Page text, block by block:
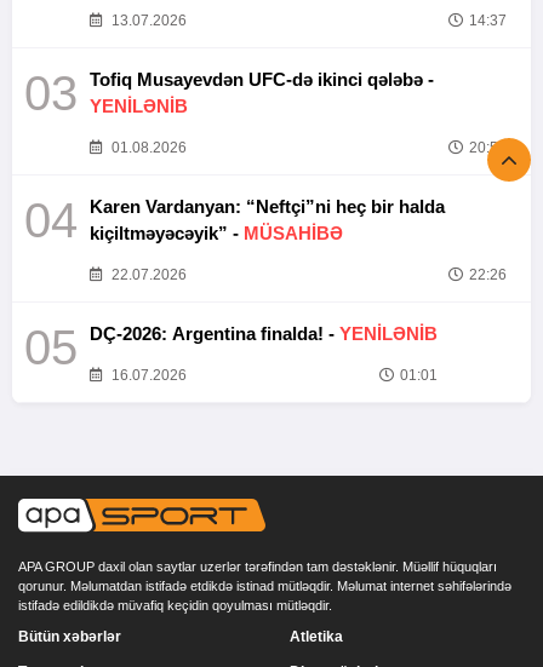
13.07.2026 14:37
03
Tofiq Musayevdən UFC-də ikinci qələbə -
YENİLƏNİB
01.08.2026 20:52
04
Karen Vardanyan: “Neftçi”ni heç bir halda
kiçiltməyəcəyik” - MÜSAHİBƏ
22.07.2026 22:26
05 DÇ-2026: Argentina finalda! - YENİLƏNİB
16.07.2026 01:01
APA GROUP daxil olan saytlar uzerlər tərəfindən tam dəstəklənir. Müəllif hüquqları
qorunur. Məlumatdan istifadə etdikdə istinad mütləqdir. Məlumat internet səhifələrində
istifadə edildikdə müvafiq keçidin qoyulması mütləqdir.
Bütün xəbərlər Atletika